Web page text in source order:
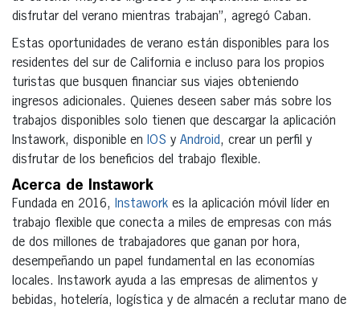
disfrutar del verano mientras trabajan”, agregó Caban.
Estas oportunidades de verano están disponibles para los
residentes del sur de California e incluso para los propios
turistas que busquen financiar sus viajes obteniendo
ingresos adicionales. Quienes deseen saber más sobre los
trabajos disponibles solo tienen que descargar la aplicación
Instawork, disponible en IOS y Android, crear un perfil y
disfrutar de los beneficios del trabajo flexible.
Acerca de Instawork
Fundada en 2016, Instawork es la aplicación móvil líder en
trabajo flexible que conecta a miles de empresas con más
de dos millones de trabajadores que ganan por hora,
desempeñando un papel fundamental en las economías
locales. Instawork ayuda a las empresas de alimentos y
bebidas, hotelería, logística y de almacén a reclutar mano de